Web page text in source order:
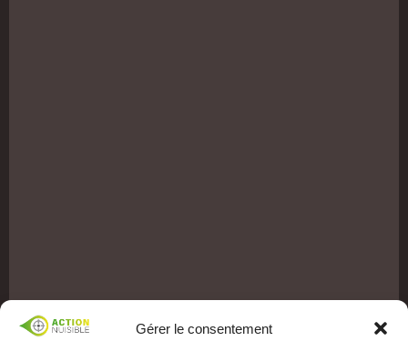
Gérer le consentement